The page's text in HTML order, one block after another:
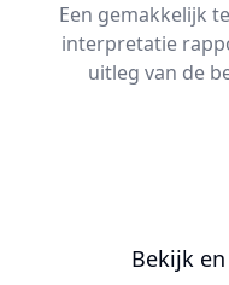
Een gemakkelijk
interpretatie
uitleg van de
Bekijk